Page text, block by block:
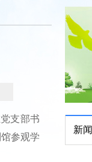
支部书
参观学
新